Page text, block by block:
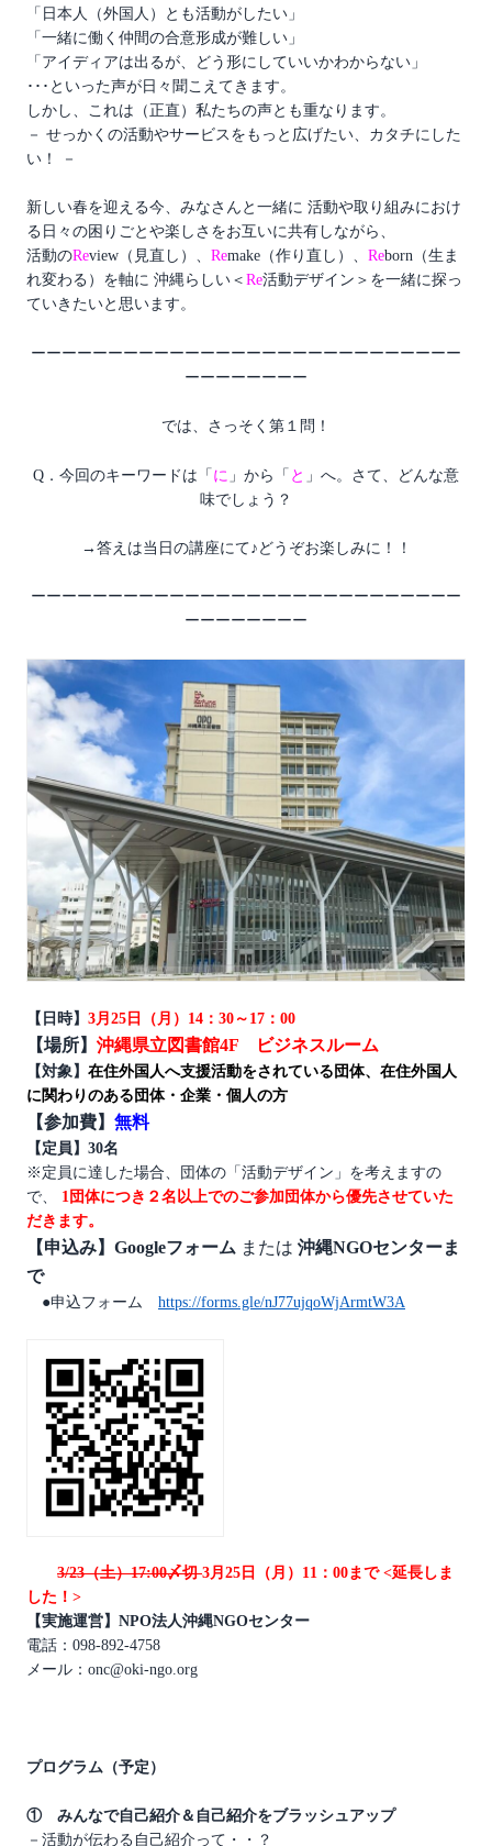
「日本人（外国人）とも活動がしたい」
「一緒に働く仲間の合意形成が難しい」
「アイディアは出るが、どう形にしていいかわからない」
･･･といった声が日々聞こえてきます。
しかし、これは（正直）私たちの声とも重なります。
－ せっかくの活動やサービスをもっと広げたい、カタチにした
い！ －
新しい春を迎える今、みなさんと一緒に 活動や取り組みにおけ
る日々の困りごとや楽しさをお互いに共有しながら、
活動のReview（見直し）、 Remake（作り直し）、 Reborn（生ま
れ変わる）を軸に 沖縄らしい＜ Re活動デザイン＞を一緒に探っ
ていきたいと思います。
ーーーーーーーーーーーーーーーーーーーーーーーーーーーー
ーーーーーーーー
では、さっそく第１問！
Q．今回のキーワードは「 に 」から「 と 」へ。さて、どんな意
味でしょう？
→答えは当日の講座にて♪どうぞお楽しみに！！
ーーーーーーーーーーーーーーーーーーーーーーーーーーーー
ーーーーーーーー
【日時】 3月25日（月）14：30～17：00
【場所】 沖縄県立図書館4F ビジネスルーム
【対象】 在住外国人へ支援活動をされている団体、在住外国人
に関わりのある団体・企業・個人の方
【参加費】 無料
【定員】30名
※定員に達した場合、団体の「活動デザイン」を考えますの
で、 1団体につき２名以上でのご参加団体から優先させていた
だきます。
【申込み】Googleフォーム または 沖縄NGOセンターま
で
●申込フォーム https://forms.gle/nJ77ujqoWjArmtW3A
3/23（土）17:00〆切3月25日（月）11：00まで <延長しま
した！>
【実施運営】NPO法人沖縄NGOセンター
電話：098-892-4758
メール：onc@oki-ngo.org
プログラム（予定）
① みんなで自己紹介＆自己紹介をブラッシュアップ
－活動が伝わる自己紹介って・・？